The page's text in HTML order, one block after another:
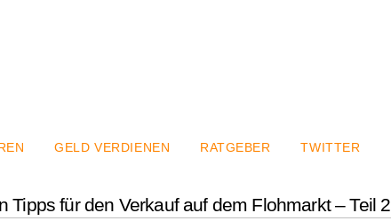
GELD VERDIENEN RATGEBER TWITTER
Tipps für den Verkauf auf dem Flohmarkt – Teil 2